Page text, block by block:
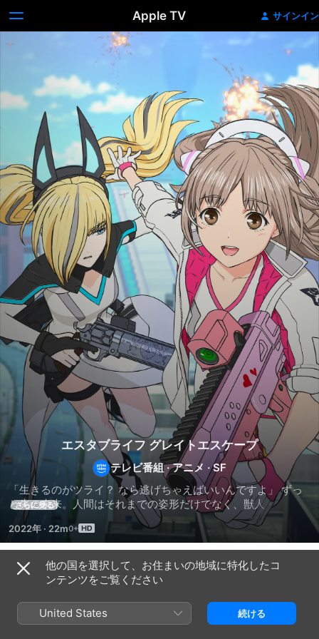
Apple TV サインイン
エスタブライフ グレイトエスケープ
テレビ番組 ·アニメ ·SF
「生きるのがツライ？ なら逃げちゃえばいいんですよ」 ずっ
と先の未来。人間はそれまでの姿形だけでなく、獣人・サイボ
ーグ・魔族など多様な姿を持つようになった。東京の街は、AI
が管理する高い壁に囲まれた数多の地域「クラスタ」となり、
自由な行き来をやめ、それぞれが独自の文化・常識を育んだ。
人々は、自らが生まれたクラスタの常識を基準に幸せな人生を
送る。しかし、なかには自らのクラスタに適応できない者も現
れる――。そうした人々を、別のクラスタへと「逃がす」こと
を生業にする者たちがいる。「逃げたい人」たちから依頼を受
け、あらゆる方法を駆使してAIの裏をかき、本来は不可能であ
さらに見る
2022年 · 22m
シーズン 1
他の国を選択して、お住まいの地域に特化したコ
ンテンツをご覧ください
United States 続ける